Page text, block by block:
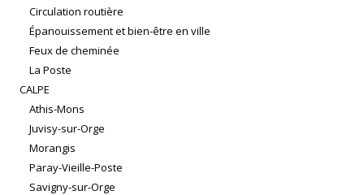
Circulation routière
Épanouissement et bien-être en ville
Feux de cheminée
La Poste
CALPE
Athis-Mons
Juvisy-sur-Orge
Morangis
Paray-Vieille-Poste
Savigny-sur-Orge